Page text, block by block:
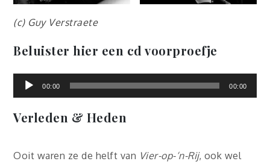
(c) Guy Verstraete
Beluister hier een cd voorproefje
00:00 00:00
Verleden & Heden
Ooit waren ze de helft van Vier-op-‘n-Rij, ook wel